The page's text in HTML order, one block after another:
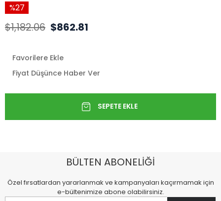
27
$1,182.06 $862.81
Favorilere Ekle
Fiyat Düşünce Haber Ver
BÜLTEN ABONELİĞİ
Özel fırsatlardan yararlanmak ve kampanyaları kaçırmamak için
e-bültenimize abone olabilirsiniz.